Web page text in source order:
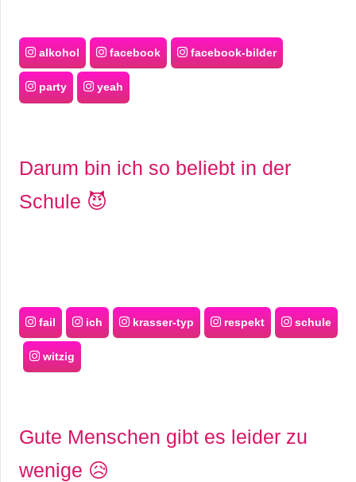
alkohol facebook facebook-bilder
party yeah
Darum bin ich so beliebt in der
Schule 😈
fail ich krasser-typ respekt schule
witzig
Gute Menschen gibt es leider zu
wenige 😥